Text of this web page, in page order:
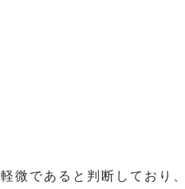
であると判断しており